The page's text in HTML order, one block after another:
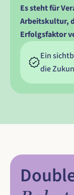
Es steht für
Arbeitskultur,
Erfolgsfaktor
Ein
die